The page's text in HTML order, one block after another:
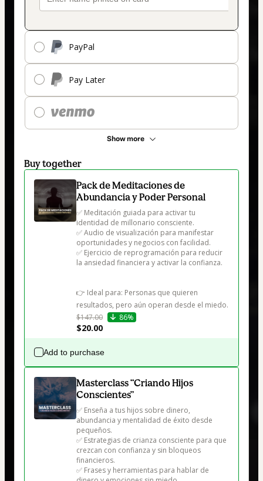
PayPal
Pay Later
Show more
Buy together
Pack de Meditaciones de
Abundancia y Poder Personal
✅ Meditación guiada para activar tu
identidad de millonario consciente.
✅ Audio de visualización para manifestar
oportunidades y negocios con facilidad.
✅ Ejercicio de reprogramación para reducir
la ansiedad financiera y activar la confianza.
👉 Ideal para: Personas que quieren
resultados, pero aún operan desde el miedo.
$147.00
86%
$20.00
Add to purchase
Masterclass “Criando Hijos
Conscientes”
✅ Enseña a tus hijos sobre dinero,
abundancia y mentalidad de éxito desde
pequeños.
✅ Estrategias de crianza consciente para que
crezcan con confianza y sin bloqueos
financieros.
✅ Frases y herramientas para hablar de